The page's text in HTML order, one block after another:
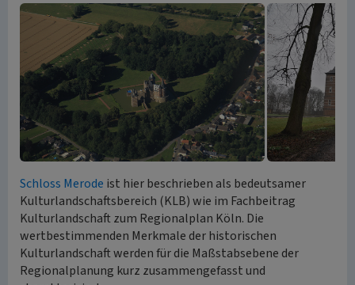
Schloss Merode ist hier beschrieben als bedeutsamer
Kulturlandschaftsbereich (KLB) wie im Fachbeitrag
Kulturlandschaft zum Regionalplan Köln. Die
wertbestimmenden Merkmale der historischen
Kulturlandschaft werden für die Maßstabsebene der
Regionalplanung kurz zusammengefasst und